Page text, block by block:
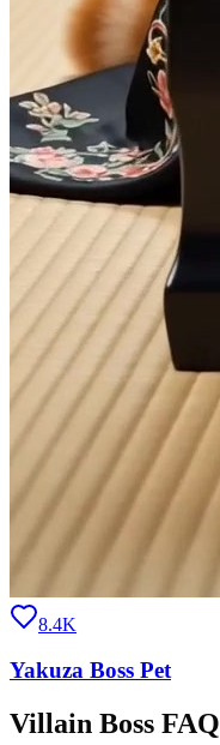
8.4K
Yakuza Boss Pet
Villain Boss FAQ